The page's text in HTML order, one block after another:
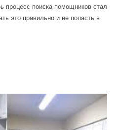
процесс поиска помощников стал
это правильно и не попасть в